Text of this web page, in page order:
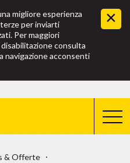
migliore esperienza
per inviarti
Per maggiori
consulta
navigazione acconsenti
& Offerte